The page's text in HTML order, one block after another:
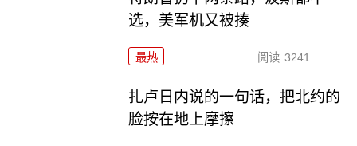
选，美军机又被揍
最热 阅读 3241
扎卢日内说的一句话，把北约的
脸按在地上摩擦